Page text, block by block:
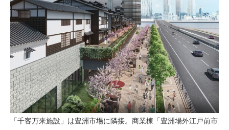
「千客万来施設」は豊洲市場に隣接。商業棟「豊洲場外江戸前市